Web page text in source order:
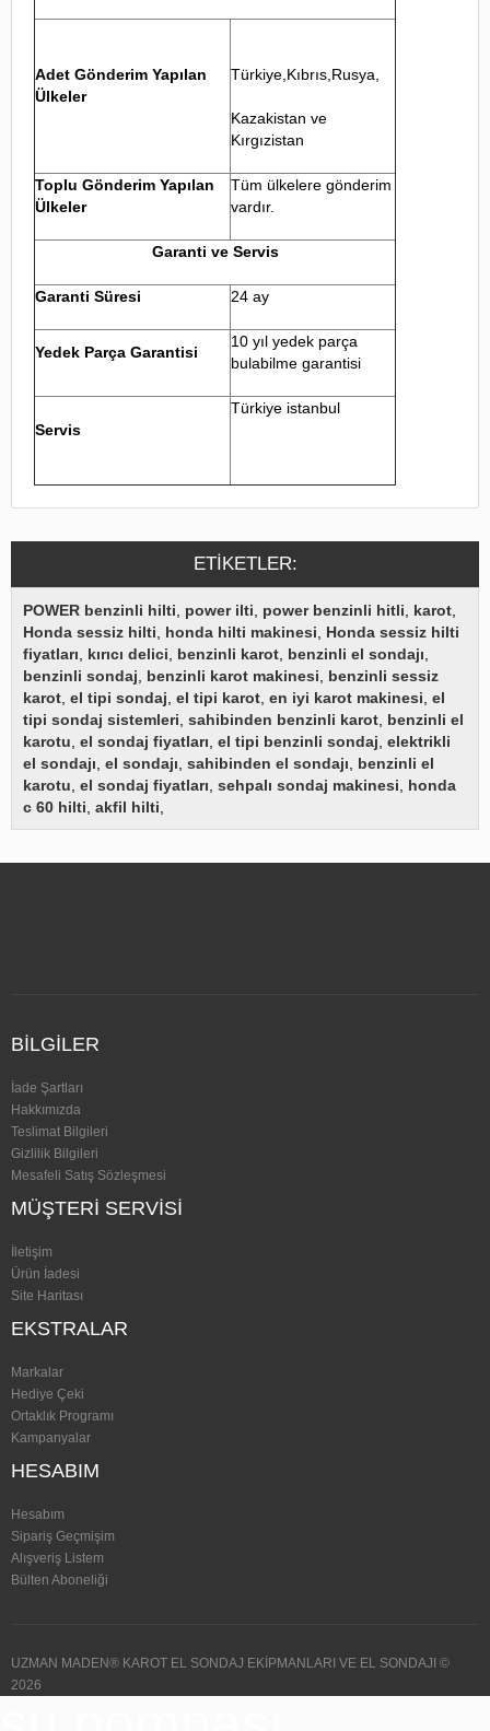
Adet Gönderim Yapılan
Ülkeler
Türkiye,Kıbrıs,Rusya,
Kazakistan ve
Kırgızistan
Toplu Gönderim Yapılan
Ülkeler
Tüm ülkelere gönderim
vardır.
Garanti ve Servis
Garanti Süresi 24 ay
Yedek Parça Garantisi
10 yıl yedek parça
bulabilme garantisi
Servis
Türkiye istanbul
ETIKETLER:
POWER benzinli hilti power ilti power benzinli hitli karot
Honda sessiz hilti
honda hilti makinesi
Honda sessiz hilti
fiyatları
kırıcı delici benzinli karot benzinli el sondajı
benzinli sondaj
benzinli karot makinesi
benzinli sessiz
karot el tipi sondaj el tipi karot en iyi karot makinesi el
tipi sondaj sistemleri sahibinden benzinli karot benzinli el
karotu el sondaj fiyatları el tipi benzinli sondaj elektrikli
el sondajı el sondajı sahibinden el sondajı
benzinli el
karotu el sondaj fiyatları sehpalı sondaj makinesi
honda
c 60 hilti akfil hilti
BILGILER
İade Şartları
Hakkımızda
Teslimat Bilgileri
Gizlilik Bilgileri
Mesafeli Satış Sözleşmesi
MÜŞTERI SERVISI
İletişim
Ürün İadesi
Site Haritası
EKSTRALAR
Markalar
Hediye Çeki
Ortaklık Programı
Kampanyalar
HESABIM
Hesabım
Sipariş Geçmişim
Alışveriş Listem
Bülten Aboneliği
UZMAN MADEN® KAROT EL SONDAJ EKİPMANLARI VE EL SONDAJI ©
2026